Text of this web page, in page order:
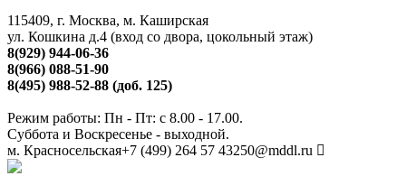
115409, г. Москва, м. Каширская
ул. Кошкина д.4 (вход со двора, цокольный этаж)
8(929) 944-06-36
8(966) 088-51-90
8(495) 988-52-88 (доб. 125)
Режим работы: Пн - Пт: с 8.00 - 17.00.
Суббота и Воскресенье - выходной.
м. Красносельская+7 (499) 264 57 43250@mddl.ru